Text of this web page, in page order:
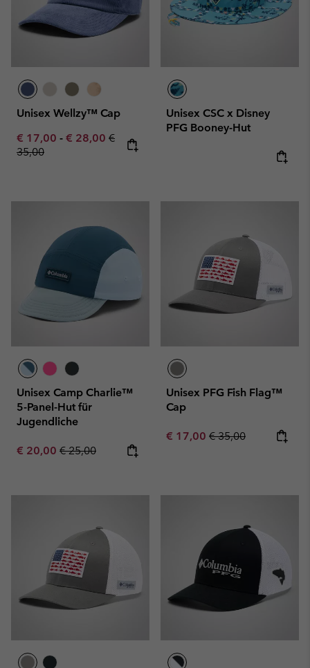
Unisex Wellzy™ Cap
Minimum sale price:
€ 17,00 - Maximum sale price:
€ 28,00 Regular price:
€
35,00
Unisex CSC x Disney
PFG Booney-Hut
Unisex Camp Charlie™
5-Panel-Hut für
Jugendliche
Sale price:
€ 20,00 Regular price:
€ 25,00
Unisex PFG Fish Flag™
Cap
Sale price:
€ 17,00 Regular price:
€ 35,00